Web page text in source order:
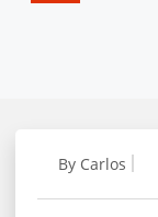
By Carlos